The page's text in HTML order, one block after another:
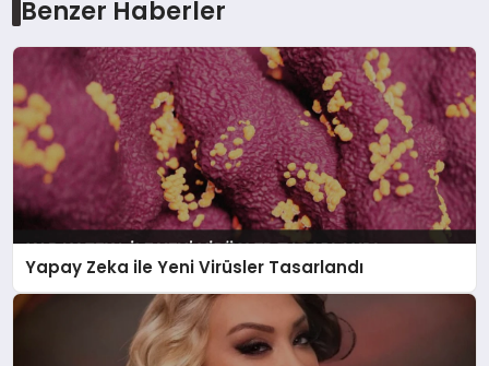
Benzer Haberler
Yapay Zeka ile Yeni Virüsler Tasarlandı